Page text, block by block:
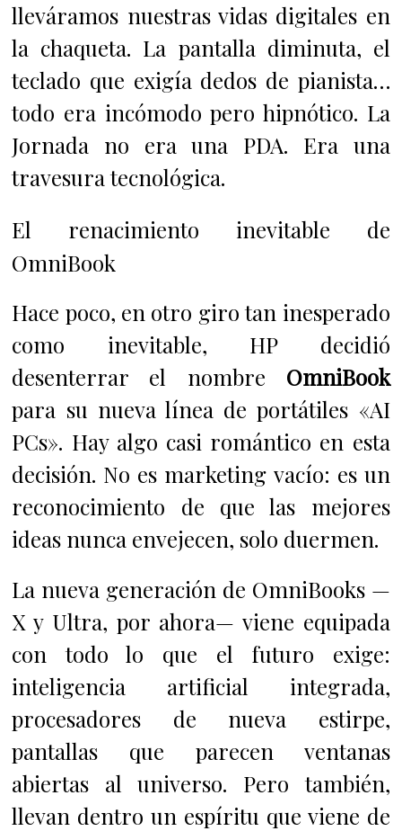
lleváramos nuestras vidas digitales en
la chaqueta. La pantalla diminuta, el
teclado que exigía dedos de pianista…
todo era incómodo pero hipnótico. La
Jornada no era una PDA. Era una
travesura tecnológica.
El renacimiento inevitable de
OmniBook
Hace poco, en otro giro tan inesperado
como inevitable, HP decidió
desenterrar el nombre OmniBook
para su nueva línea de portátiles «AI
PCs». Hay algo casi romántico en esta
decisión. No es marketing vacío: es un
reconocimiento de que las mejores
ideas nunca envejecen, solo duermen.
La nueva generación de OmniBooks —
X y Ultra, por ahora— viene equipada
con todo lo que el futuro exige:
inteligencia artificial integrada,
procesadores de nueva estirpe,
pantallas que parecen ventanas
abiertas al universo. Pero también,
llevan dentro un espíritu que viene de